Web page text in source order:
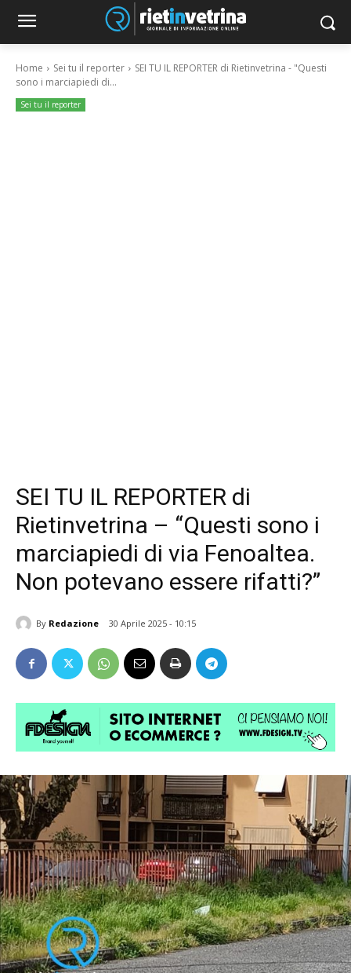
Home Sei tu il reporter
SEI TU IL REPORTER di Rietinvetrina - "Questi
sono i marciapiedi di...
Sei tu il reporter
SEI TU IL REPORTER di
Rietinvetrina – “Questi sono i
marciapiedi di via Fenoaltea.
Non potevano essere rifatti?”
By Redazione 30 Aprile 2025 - 10:15